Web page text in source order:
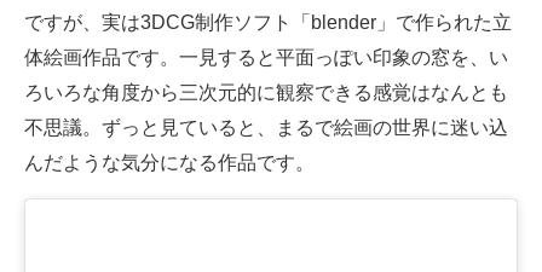
ですが、実は3DCG制作ソフト「blender」で作られた立
体絵画作品です。一見すると平面っぽい印象の窓を、い
ろいろな角度から三次元的に観察できる感覚はなんとも
不思議。ずっと見ていると、まるで絵画の世界に迷い込
んだような気分になる作品です。